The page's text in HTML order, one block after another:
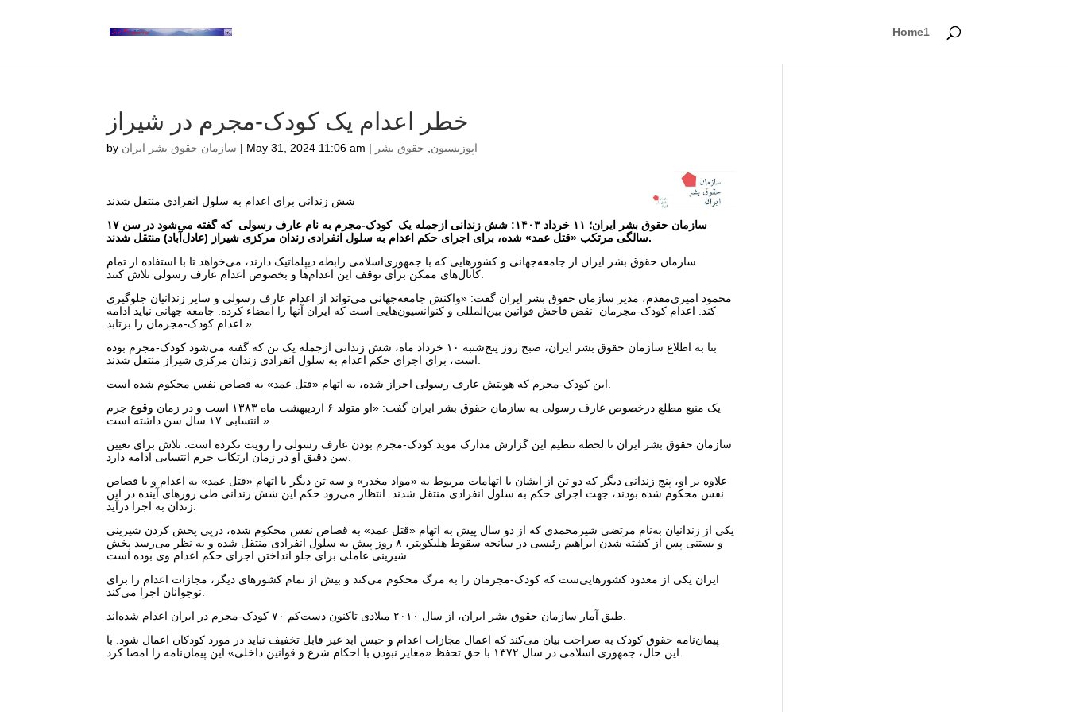
Home1
خطر اعدام یک کودک-مجرم در شیراز
by سازمان حقوق بشر ایران | May 31, 2024 11:06 am | اپوزیسیون حقوق بشر
شش زندانی برای اعدام به سلول انفرادی منتقل شدند
سازمان حقوق بشر ایران؛ ۱۱ خرداد ۱۴۰۳: شش زندانی ازجمله یک کودک-مجرم به نام عارف رسولی که گفته می‌شود در سن ۱۷
سالگی مرتکب «قتل عمد»‌ شده، برای اجرای حکم اعدام به سلول انفرادی زندان مرکزی شیراز (عادل‌آباد) منتقل شدند.
سازمان حقوق بشر ایران از جامعه‌جهانی و کشورهایی که با جمهوری‌اسلامی رابطه دیپلماتیک دارند، می‌خواهد تا با استفاده از تمام
محمود امیری‌مقدم، مدیر سازمان حقوق بشر ایران گفت: «واکنش جامعه‌جهانی می‌تواند از اعدام عارف رسولی و سایر زندانیان جلوگیری
کند. اعدام کودک-مجرمان نقض فاحش قوانین بین‌المللی و کنوانسیون‌هایی است که ایران آنها را امضاء کرده. جامعه جهانی نباید ادامه
اعدام کودک-مجرمان را برتابد.»
بنا به اطلاع سازمان حقوق بشر ایران، صبح روز پنج‌شنبه ۱۰ خرداد ماه، شش زندانی ازجمله یک تن که گفته می‌شود کودک-مجرم بوده
یک منبع مطلع درخصوص عارف رسولی به سازمان حقوق بشر ایران گفت: «او متولد ۶ اردیبهشت ماه ۱۳۸۳ است و در زمان وقوع جرم
انتسابی ۱۷ سال سن داشته است.»
سازمان حقوق بشر ایران تا لحظه تنظیم این گزارش مدارک موید کودک-مجرم بودن عارف رسولی را رویت نکرده است. تلاش برای تعیین
علاوه بر او، پنج زندانی دیگر که دو تن از ایشان با اتهامات مربوط به «مواد مخدر» و سه تن دیگر با اتهام «قتل عمد» به اعدام و یا قصاص
نفس محکوم شده بودند، جهت اجرای حکم به سلول انفرادی منتقل شدند. انتظار می‌رود حکم این شش زندانی طی روزهای آینده در این
یکی از زندانیان به‌نام مرتضی شیرمحمدی که از دو سال پیش به اتهام «قتل عمد» به قصاص نفس محکوم شده، درپی پخش کردن شیرینی
و بستنی پس از کشته شدن ابراهیم رئیسی در سانحه سقوط هلیکوپتر، ۸ روز پیش به سلول انفرادی منتقل شده و به نظر می‌رسد پخش
ایران یکی از معدود کشورهایی‌ست که کودک-مجرمان را به مرگ محکوم می‌کند و بیش از تمام کشورهای دیگر، مجازات اعدام را برای
پیمان‌نامه حقوق کودک به صراحت بیان می‌کند که اعمال مجازات اعدام و حبس ابد غیر قابل تخفیف نباید در مورد کودکان اعمال شود. با